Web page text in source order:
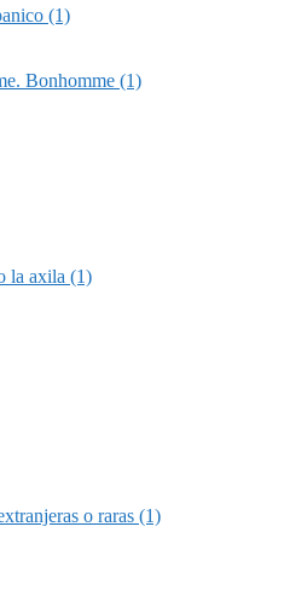
(1)
Bonhomme (1)
la axila (1)
o raras (1)